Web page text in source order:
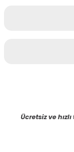
Ücretsiz ve